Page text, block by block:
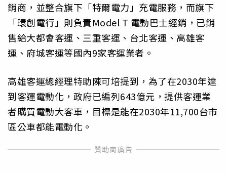
銷商，並整合旗下「特爾電力」充電服務，而旗下
「環創電行」則負責Model T 電動巴士經銷，已銷
售給大都會客運、三重客運、台北客運、高雄客
運、府城客運等國內9家客運業者。
高雄客運總經理特助陳可培提到，為了在2030年達
到客運電動化，政府已編列643億元，提供客運業
者購買電動大客車，目標是能在2030年11,700台市
區公車都能電動化。